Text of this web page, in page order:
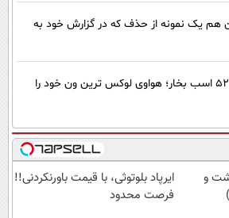
هم یک نمونه از حذف که در گزارش خود به
قهوه ساز، 6 لیدار و 523 اسب بخار؛ هواوی لوکس ترین ون خود را
و
ایرپاد بلوتوثی، با قیمت باورنکردنی!!
فرصت محدود